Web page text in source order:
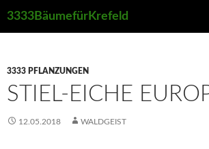
3333BäumefürKrefeld
3333 PFLANZUNGEN
STIEL-EICHE
12.05.2018 WALDGEIST